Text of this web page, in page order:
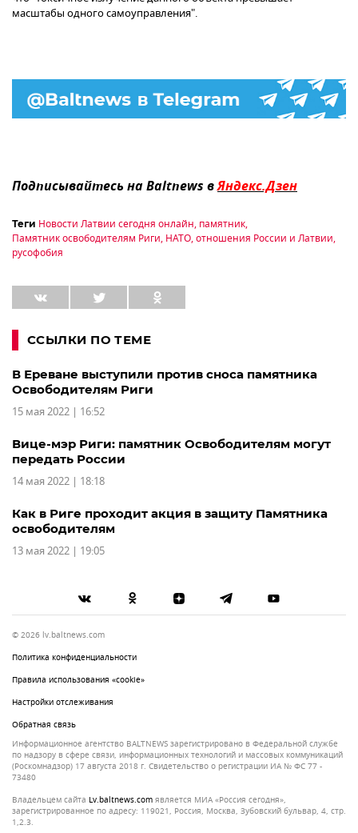
масштабы одного самоуправления".
Подписывайтесь на Baltnews вЯндекс.Дзен
Теги Новости Латвии сегодня онлайн, памятник,
Памятник освободителям Риги, НАТО,отношения России и Латвии,
русофобия
ССЫЛКИ ПО ТЕМЕ
В Ереване выступили против сноса памятника
Освободителям Риги
15 мая 2022 | 16:52
Вице-мэр Риги: памятник Освободителям могут
передать России
14 мая 2022 | 18:18
Как в Риге проходит акция в защиту Памятника
освободителям
13 мая 2022 | 19:05
© 2026 lv.baltnews.com
Политика конфиденциальности
Правила использования «cookie»
Настройки отслеживания
Обратная связь
Информационное агентство BALTNEWS зарегистрировано в Федеральной службе
по надзору в сфере связи, информационных технологий и массовых коммуникаций
(Роскомнадзор) 17 августа 2018 г. Свидетельство о регистрации ИА № ФС 77 -
73480
Владельцем сайта lv.baltnews.com является МИА «Россия сегодня»,
зарегистрированное по адресу: 119021, Россия, Москва, Зубовский бульвар, 4, стр.
1,2.3.